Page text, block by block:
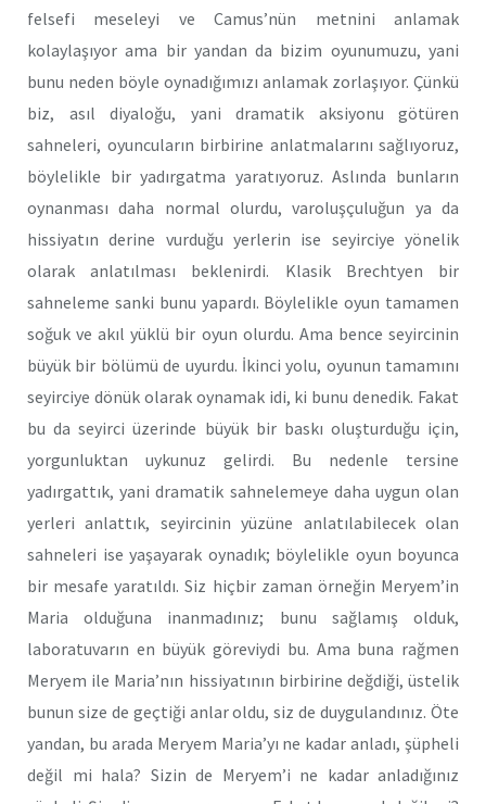
felsefi meseleyi ve Camus’nün metnini anlamak
kolaylaşıyor ama bir yandan da bizim oyunumuzu, yani
bunu neden böyle oynadığımızı anlamak zorlaşıyor. Çünkü
biz, asıl diyaloğu, yani dramatik aksiyonu götüren
sahneleri, oyuncuların birbirine anlatmalarını sağlıyoruz,
böylelikle bir yadırgatma yaratıyoruz. Aslında bunların
oynanması daha normal olurdu, varoluşçuluğun ya da
hissiyatın derine vurduğu yerlerin ise seyirciye yönelik
olarak anlatılması beklenirdi. Klasik Brechtyen bir
sahneleme sanki bunu yapardı. Böylelikle oyun tamamen
soğuk ve akıl yüklü bir oyun olurdu. Ama bence seyircinin
büyük bir bölümü de uyurdu. İkinci yolu, oyunun tamamını
seyirciye dönük olarak oynamak idi, ki bunu denedik. Fakat
bu da seyirci üzerinde büyük bir baskı oluşturduğu için,
yorgunluktan uykunuz gelirdi. Bu nedenle tersine
yadırgattık, yani dramatik sahnelemeye daha uygun olan
yerleri anlattık, seyircinin yüzüne anlatılabilecek olan
sahneleri ise yaşayarak oynadık; böylelikle oyun boyunca
bir mesafe yaratıldı. Siz hiçbir zaman örneğin Meryem’in
Maria olduğuna inanmadınız; bunu sağlamış olduk,
laboratuvarın en büyük göreviydi bu. Ama buna rağmen
Meryem ile Maria’nın hissiyatının birbirine değdiği, üstelik
bunun size de geçtiği anlar oldu, siz de duygulandınız. Öte
yandan, bu arada Meryem Maria’yı ne kadar anladı, şüpheli
değil mi hala? Sizin de Meryem’i ne kadar anladığınız